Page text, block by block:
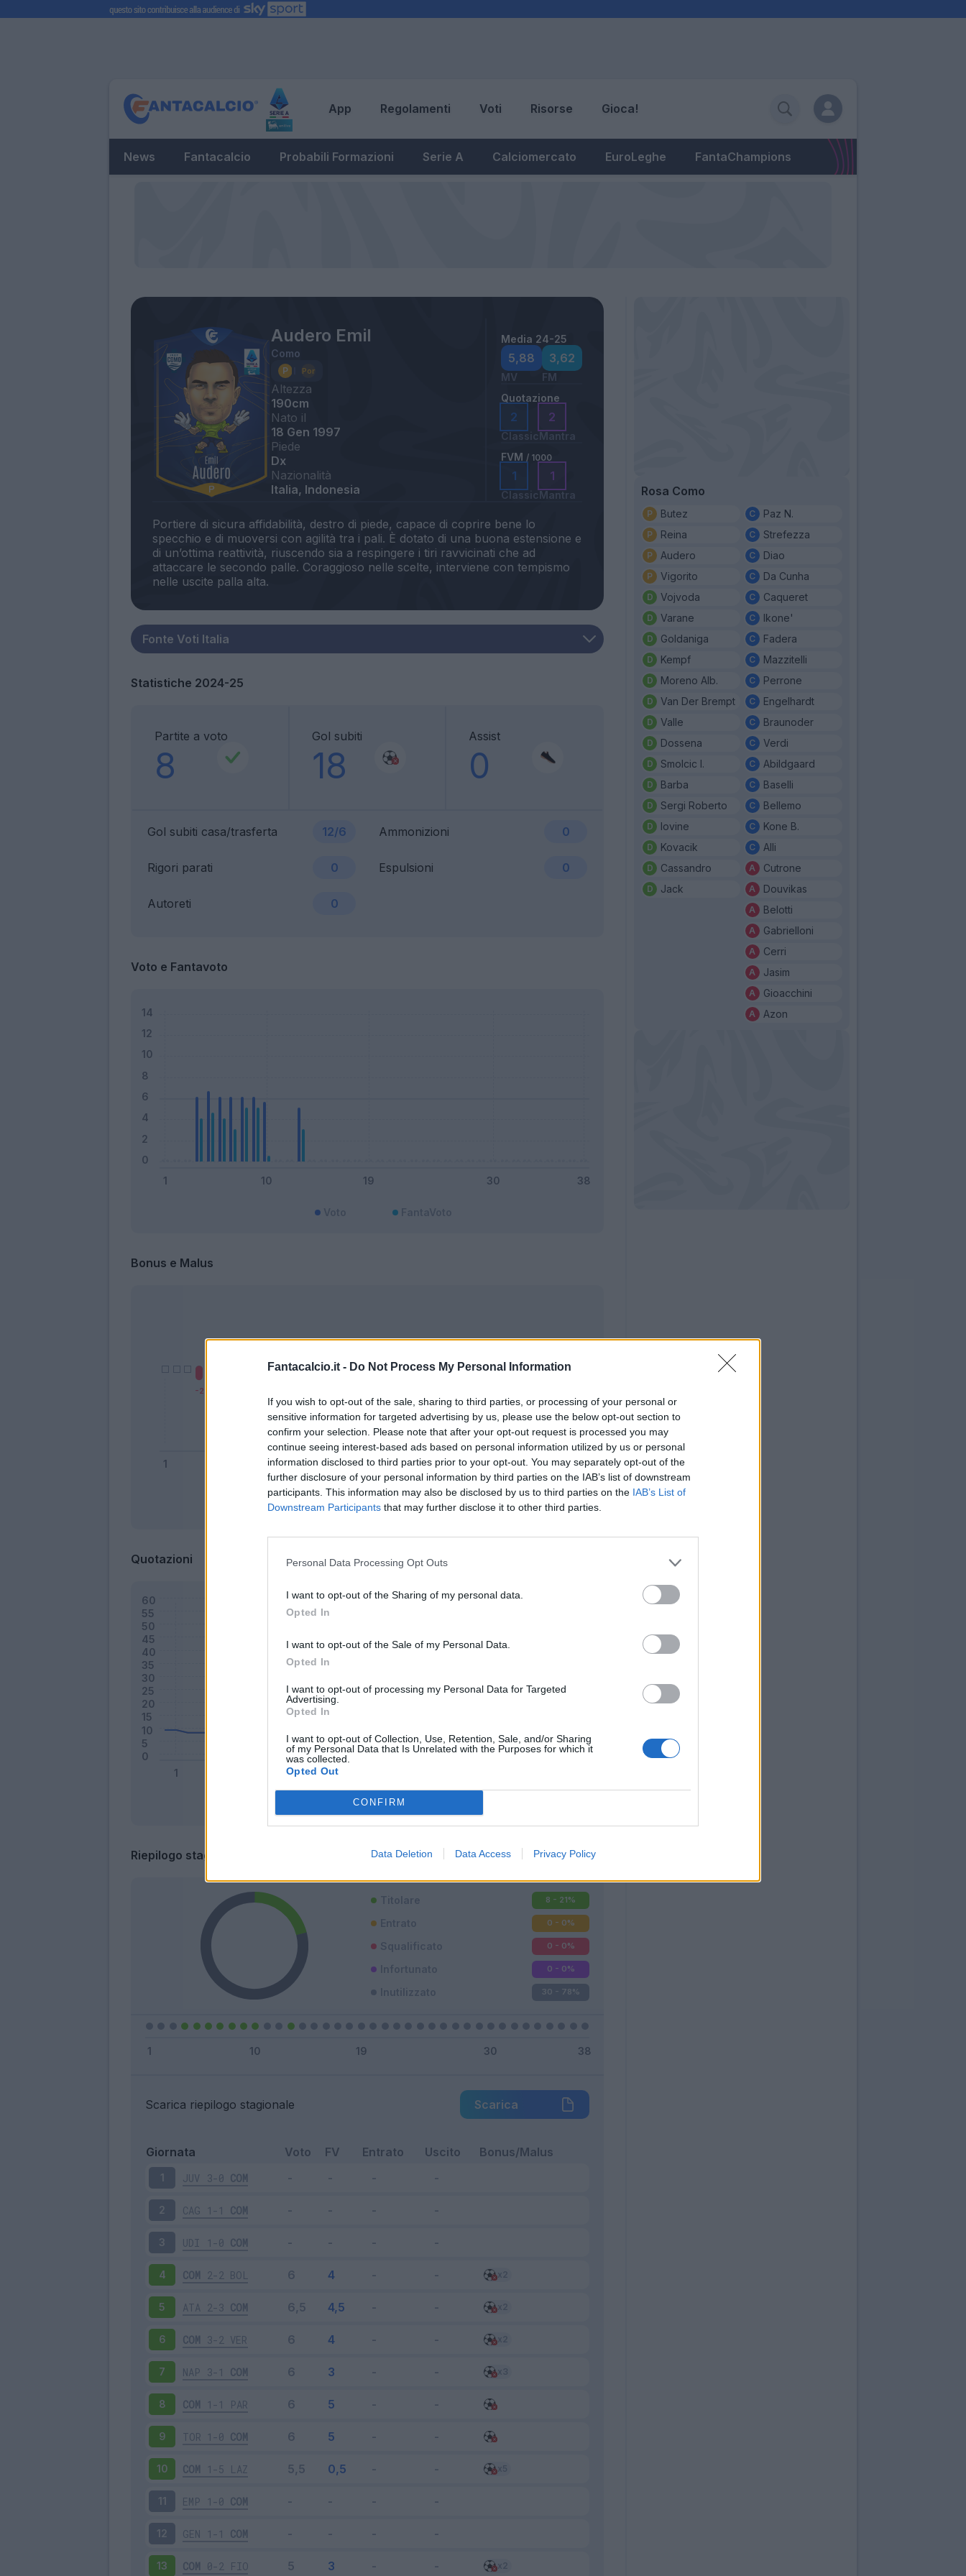
Fantacalcio.it - Do Not Process My Personal Information
If you wish to opt-out of the sale, sharing to third parties, or processing of your personal or
sensitive information for targeted advertising by us, please use the below opt-out section to
confirm your selection. Please note that after your opt-out request is processed you may
continue seeing interest-based ads based on personal information utilized by us or personal
information disclosed to third parties prior to your opt-out. You may separately opt-out of the
further disclosure of your personal information by third parties on the IAB’s list of downstream
participants. This information may also be disclosed by us to third parties on the IAB’s List of
Downstream Participants that may further disclose it to other third parties.
Personal Data Processing Opt Outs
I want to opt-out of the Sharing of my personal data.
Opted In
I want to opt-out of the Sale of my Personal Data.
Opted In
I want to opt-out of processing my Personal Data for Targeted
Advertising.
Opted In
I want to opt-out of Collection, Use, Retention, Sale, and/or Sharing
of my Personal Data that Is Unrelated with the Purposes for which it
was collected.
Opted Out
CONFIRM
Data Deletion Data Access Privacy Policy
App Regolamenti Voti Risorse Gioca!
News Fantacalcio Probabili Formazioni Serie A Calciomercato EuroLeghe FantaChampions
Audero Emil
Como
Altezza
190cm
Nato il
18 Gen 1997
Piede
Dx
Nazionalità
Italia, Indonesia
Media 24-25
5,88
MV
3,62
FM
Quotazione
2
Classic
2
Mantra
FVM / 1000
1
Classic
1
Mantra
Portiere di sicura affidabilità, destro di piede, capace di coprire bene lo
specchio e di muoversi con agilità tra i pali. È dotato di una buona estensione e
di un’ottima reattività, riuscendo sia a respingere i tiri ravvicinati che ad
attaccare le secondo palle. Coraggioso nelle scelte, interviene con tempismo
Statistiche 2024-25
Partite a voto
8
Gol subiti
18
Assist
0
Gol subiti casa/trasferta 12/6 Ammonizioni 0
Rigori parati 0 Espulsioni 0
Autoreti 0
Voto e Fantavoto
Bonus e Malus
Bonus Malus Presenze a voto
Quotazioni
Classic
Riepilogo stagione
Titolare 8 - 21%
Entrato 0 - 0%
Squalificato 0 - 0%
Infortunato 0 - 0%
Inutilizzato 30 - 78%
Scarica riepilogo stagionale Scarica
Giornata Voto FV Entrato Uscito Bonus/Malus
1 JUV 3-0 COM
2 CAG 1-1 COM
3 UDI 1-0 COM
4 COM 2-2 BOL
5 ATA 2-3 COM
6 COM 3-2 VER
7 NAP 3-1 COM
8 COM 1-1 PAR
9 TOR 1-0 COM
10 COM 1-5 LAZ
11 EMP 1-0 COM
12 GEN 1-1 COM
13 COM 0-2 FIO
Rosa Como
Butez
Reina
Audero
Vigorito
Vojvoda
Varane
Goldaniga
Kempf
Moreno Alb.
Van Der Brempt
Valle
Dossena
Smolcic I.
Barba
Sergi Roberto
Iovine
Kovacik
Cassandro
Jack
Paz N.
Strefezza
Diao
Da Cunha
Caqueret
Ikone'
Fadera
Mazzitelli
Perrone
Engelhardt
Braunoder
Verdi
Abildgaard
Baselli
Bellemo
Kone B.
Alli
Cutrone
Douvikas
Belotti
Gabrielloni
Cerri
Jasim
Gioacchini
Azon